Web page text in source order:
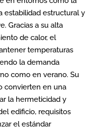
estabilidad estructural y
Gracias a su alta
de calor, el
temperaturas
la demanda
como en verano. Su
convierten en una
la hermeticidad y
edificio, requisitos
el estándar